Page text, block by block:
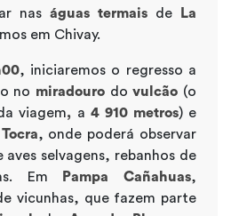
nas águas termais de
La
em Chivay.
, iniciaremos o regresso a
no miradouro dovulcão (o
viagem, a 4 910 metros) e
, onde poderá observar
aves selvagens, rebanhos de
Em
Pampa Cañahuas,
vicunhas, que fazem parte